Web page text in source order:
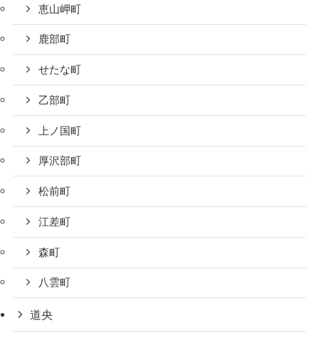
恵山岬町
鹿部町
せたな町
乙部町
上ノ国町
厚沢部町
松前町
江差町
森町
八雲町
道央